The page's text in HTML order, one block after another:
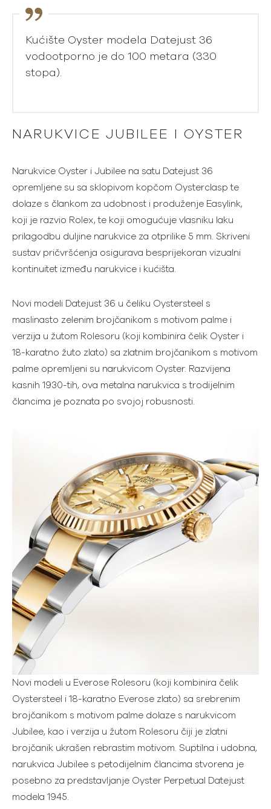
Kućište Oyster modela Datejust 36
vodootporno je do 100 metara (330
stopa).
NARUKVICE JUBILEE I OYSTER
Narukvice Oyster i Jubilee na satu Datejust 36
opremljene su sa sklopivom kopčom Oysterclasp te
dolaze s člankom za udobnost i produženje Easylink,
koji je razvio Rolex, te koji omogućuje vlasniku laku
prilagodbu duljine narukvice za otprilike 5 mm. Skriveni
sustav pričvršćenja osigurava besprijekoran vizualni
kontinuitet između narukvice i kućišta.
Novi modeli Datejust 36 u čeliku Oystersteel s
maslinasto zelenim brojčanikom s motivom palme i
verzija u žutom Rolesoru (koji kombinira čelik Oyster i
18-karatno žuto zlato) sa zlatnim brojčanikom s motivom
palme opremljeni su narukvicom Oyster. Razvijena
kasnih 1930-tih, ova metalna narukvica s trodijelnim
člancima je poznata po svojoj robusnosti.
Novi modeli u Everose Rolesoru (koji kombinira čelik
Oystersteel i 18-karatno Everose zlato) sa srebrenim
brojčanikom s motivom palme dolaze s narukvicom
Jubilee, kao i verzija u žutom Rolesoru čiji je zlatni
brojčanik ukrašen rebrastim motivom. Suptilna i udobna,
narukvica Jubilee s petodijelnim člancima stvorena je
posebno za predstavljanje Oyster Perpetual Datejust
modela 1945.